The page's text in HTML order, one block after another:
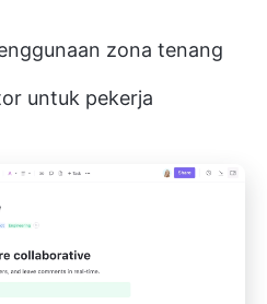
zona tenang
untuk pekerja